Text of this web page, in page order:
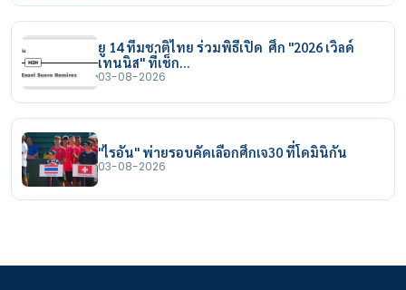
ยู 14 ทีมชาติไทย ร่วมพิธีเปิด ศึก "2026 เวิลด์
เทนนิส" ที่เช็ก…
03-08-2026
"ไรอัน" พ่ายรอบคัดเลือกศึกเจ30 ที่โดมินิกัน
03-08-2026